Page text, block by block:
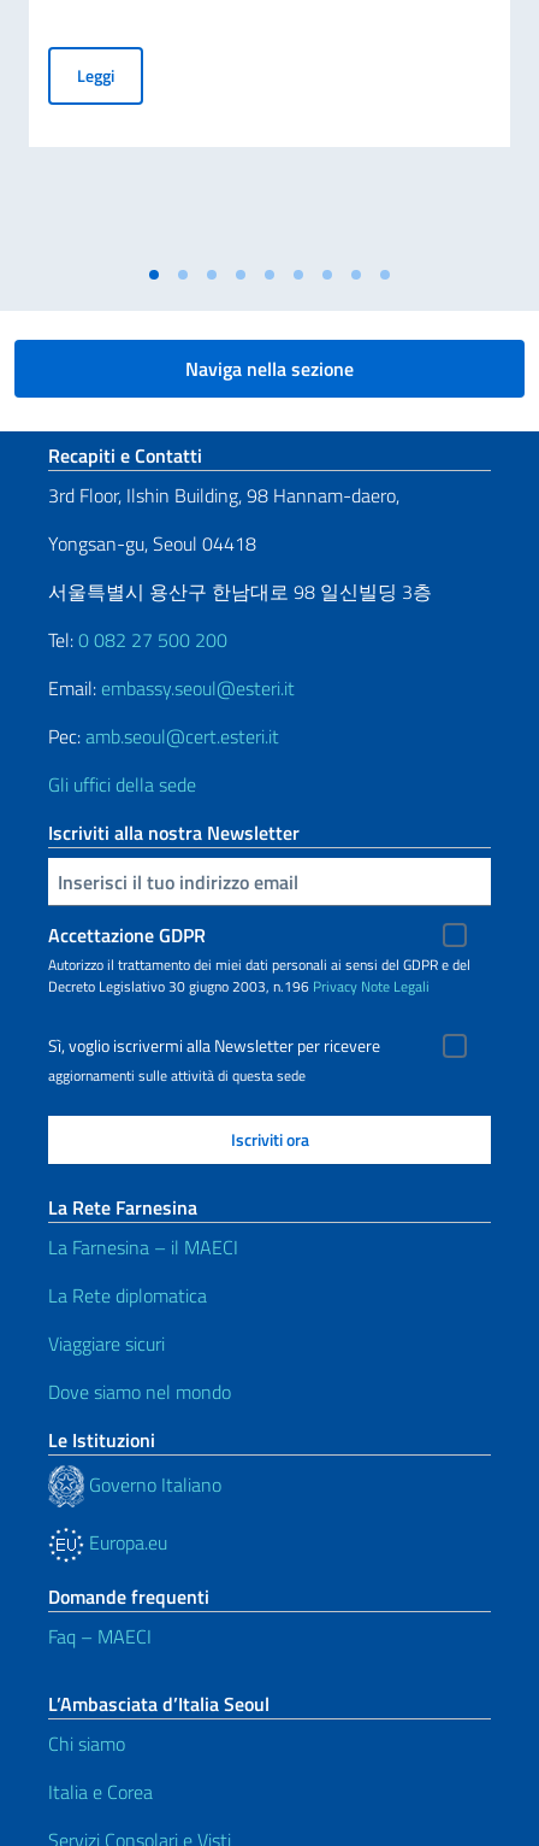
LeggiBando di concorso per l'assunzione di FDI Analyst presso
Naviga nella sezione
Sezione footer
Recapiti e Contatti
3rd Floor, Ilshin Building, 98 Hannam-daero,
Yongsan-gu, Seoul 04418
서울특별시 용산구 한남대로 98 일신빌딩 3층
Tel:0 082 27 500 200
Email: embassy.seoul@esteri.it
Pec:amb.seoul@cert.esteri.it
Gli uffici della sede
Iscriviti alla nostra Newsletter
Inserisci la tua email
Accettazione GDPR
Autorizzo il trattamento dei miei dati personali ai sensi del GDPR e del
Decreto Legislativo 30 giugno 2003, n.196 Privacy Note Legali
Sì, voglio iscrivermi alla Newsletter per ricevere
aggiornamenti sulle attività di questa sede
La Rete Farnesina
La Farnesina – il MAECI
La Rete diplomatica
Viaggiare sicuri
Dove siamo nel mondo
Le Istituzioni
Governo Italiano
Europa.eu
Domande frequenti
Faq – MAECI
L’Ambasciata d’Italia Seoul
Chi siamo
Italia e Corea
Servizi Consolari e Visti